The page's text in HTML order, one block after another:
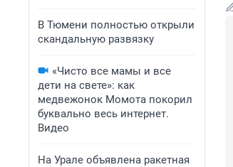
В Тюмени полностью открыли
скандальную развязку
«Чисто все мамы и все
дети на свете»: как
медвежонок Момота покорил
буквально весь интернет.
Видео
На Урале объявлена ракетная